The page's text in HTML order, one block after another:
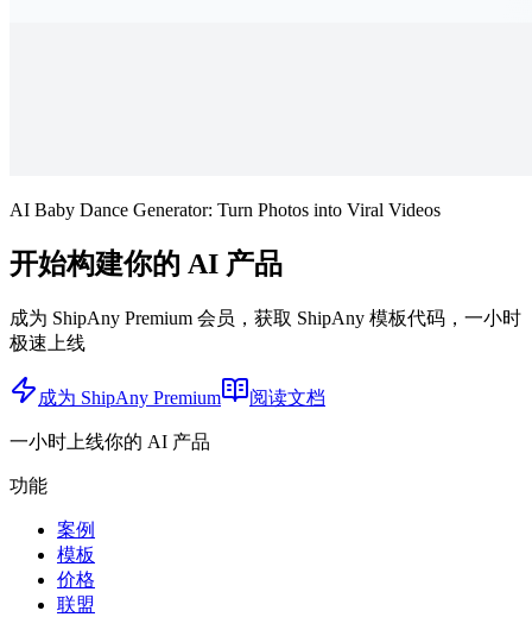
AI Baby Dance Generator: Turn Photos into Viral Videos
开始构建你的 AI 产品
成为 ShipAny Premium 会员，获取 ShipAny 模板代码，一小时
极速上线
成为 ShipAny Premium 阅读文档
一小时上线你的 AI 产品
功能
案例
模板
价格
联盟